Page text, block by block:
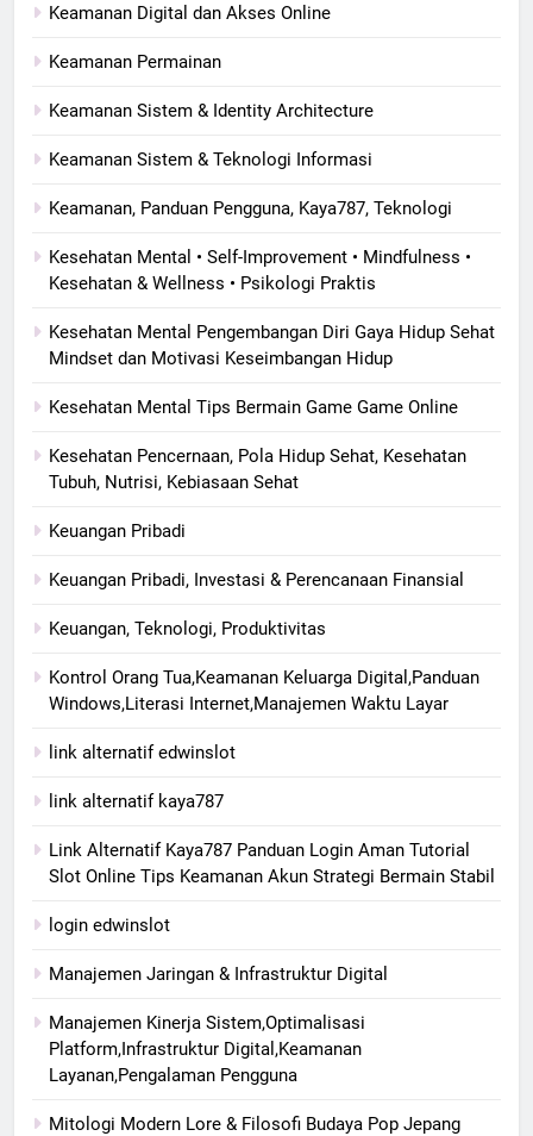
Keamanan Digital dan Akses Online
Keamanan Permainan
Keamanan Sistem & Identity Architecture
Keamanan Sistem & Teknologi Informasi
Keamanan, Panduan Pengguna, Kaya787, Teknologi
Kesehatan Mental • Self-Improvement • Mindfulness •
Kesehatan & Wellness • Psikologi Praktis
Kesehatan Mental Pengembangan Diri Gaya Hidup Sehat
Mindset dan Motivasi Keseimbangan Hidup
Kesehatan Mental Tips Bermain Game Game Online
Kesehatan Pencernaan, Pola Hidup Sehat, Kesehatan
Tubuh, Nutrisi, Kebiasaan Sehat
Keuangan Pribadi
Keuangan Pribadi, Investasi & Perencanaan Finansial
Keuangan, Teknologi, Produktivitas
Kontrol Orang Tua,Keamanan Keluarga Digital,Panduan
Windows,Literasi Internet,Manajemen Waktu Layar
link alternatif edwinslot
link alternatif kaya787
Link Alternatif Kaya787 Panduan Login Aman Tutorial
Slot Online Tips Keamanan Akun Strategi Bermain Stabil
login edwinslot
Manajemen Jaringan & Infrastruktur Digital
Manajemen Kinerja Sistem,Optimalisasi
Platform,Infrastruktur Digital,Keamanan
Layanan,Pengalaman Pengguna
Mitologi Modern Lore & Filosofi Budaya Pop Jepang